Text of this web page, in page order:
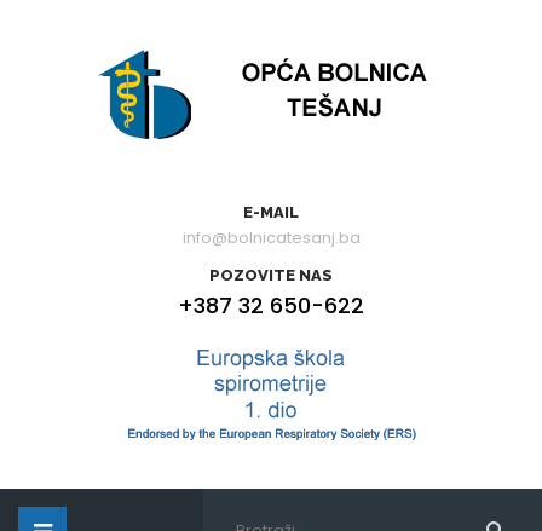
E-MAIL
info@bolnicatesanj.ba
POZOVITE NAS
+387 32 650-622